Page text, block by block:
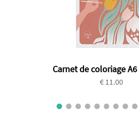
Carnet de coloriage
€ 11.00